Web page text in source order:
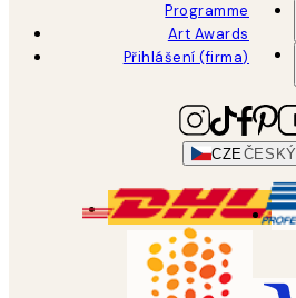
Programme
Art Awards
Přihlášení (firma)
CZE ČESKÝ